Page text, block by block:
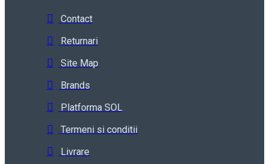
Contact
Returnari
Site Map
Brands
Platforma SOL
Termeni si conditii
Livrare